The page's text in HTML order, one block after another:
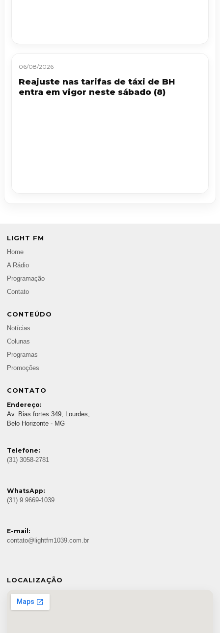
06/08/2026
Reajuste nas tarifas de táxi de BH
entra em vigor neste sábado (8)
LIGHT FM
Home
A Rádio
Programação
Contato
CONTEÚDO
Notícias
Colunas
Programas
Promoções
CONTATO
Endereço:
Av. Bias fortes 349, Lourdes,
Belo Horizonte - MG
Telefone:
(31) 3058-2781
WhatsApp:
(31) 9 9669-1039
E-mail:
contato@lightfm1039.com.br
LOCALIZAÇÃO